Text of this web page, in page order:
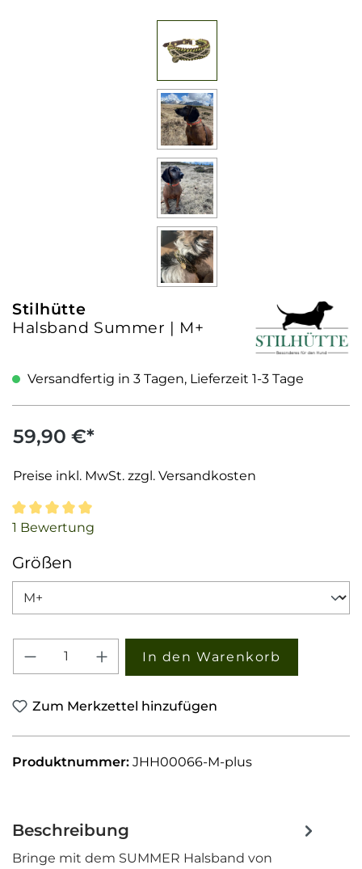
Stilhütte
Halsband Summer | M+
59,90 €*
Preise inkl. MwSt. zzgl. Versandkosten
Durchschnittliche Bewertung von 5 von 5 Sternen
1 Bewertung
Versandfertig in 3 Tagen, Lieferzeit 1-3 Tage
Größen
Produkt Anzahl: Gib den
In den Warenkorb
Zum Merkzettel hinzufügen
Produktnummer: JHH00066-M-plus
Beschreibung
Bringe mit dem SUMMER Halsband von